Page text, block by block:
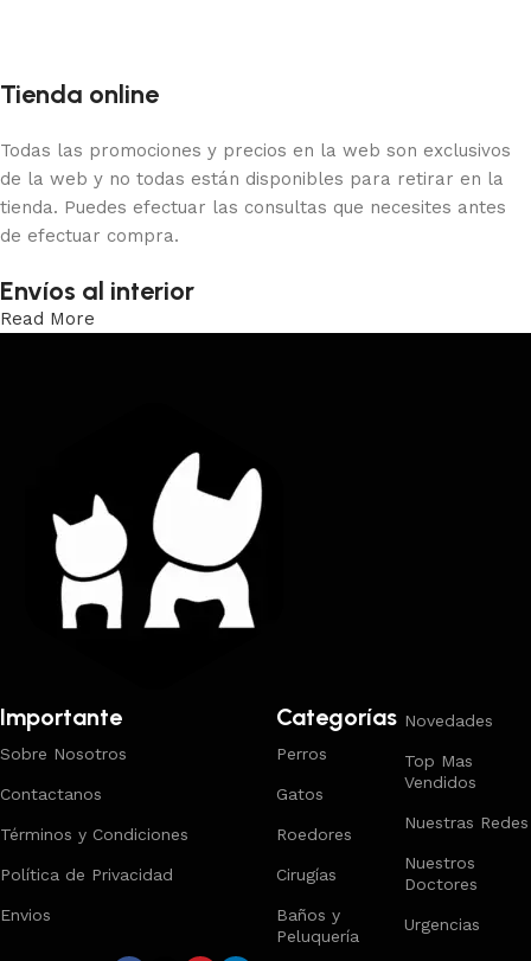
Tienda online
Todas las promociones y precios en la web son exclusivos
de la web y no todas están disponibles para retirar en la
tienda. Puedes efectuar las consultas que necesites antes
de efectuar compra.
Envíos al interior
Read More
Importante
Sobre Nosotros
Contactanos
Términos y Condiciones
Política de Privacidad
Envios
Categorías
Perros
Gatos
Roedores
Cirugías
Baños y
Peluquería
Novedades
Top Mas
Vendidos
Nuestras Redes
Nuestros
Doctores
Urgencias